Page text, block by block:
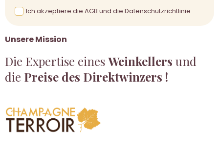
Unsere Mission
Die Expertise einesWeinkellers und
die Preise des Direktwinzers !
Ich akzeptiere die AGB und die Datenschutzrichtlinie